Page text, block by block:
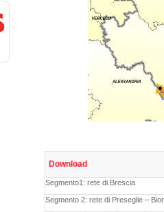
Download
Segmento1: rete di Brescia
Segmento 2: rete di Preseglie –